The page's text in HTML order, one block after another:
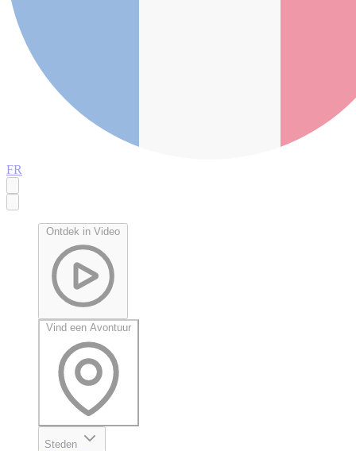
FR
Ontdek in Video
Vind een Avontuur
Steden